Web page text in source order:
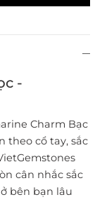
-
Charm Bạc
theo cổ tay, sắc
cân nhắc sắc
bên bạn lâu